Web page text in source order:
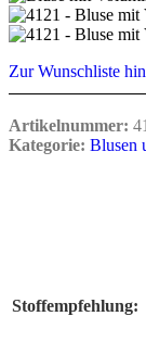
Zur Wunschliste
Artikelnummer:
Kategorie: Blusen
Stoffempfehlung